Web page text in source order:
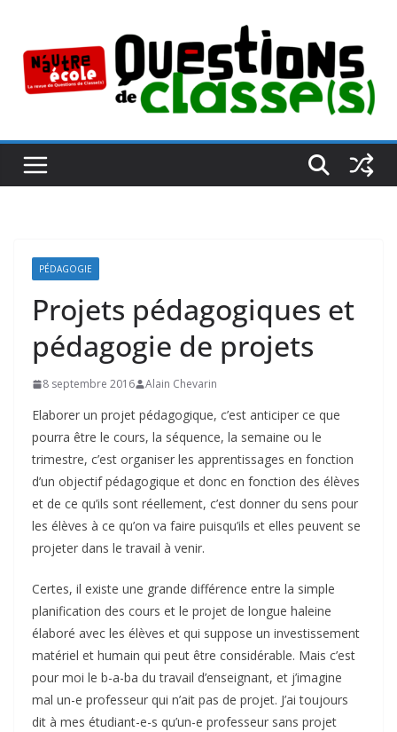
contenu
PÉDAGOGIE
Projets pédagogiques et
pédagogie de projets
8 septembre 2016 Alain Chevarin
Elaborer un projet pédagogique, c’est anticiper ce que
pourra être le cours, la séquence, la semaine ou le
trimestre, c’est organiser les apprentissages en fonction
d’un objectif pédagogique et donc en fonction des élèves
et de ce qu’ils sont réellement, c’est donner du sens pour
les élèves à ce qu’on va faire puisqu’ils et elles peuvent se
projeter dans le travail à venir.
Certes, il existe une grande différence entre la simple
planification des cours et le projet de longue haleine
élaboré avec les élèves et qui suppose un investissement
matériel et humain qui peut être considérable. Mais c’est
pour moi le b-a-ba du travail d’enseignant, et j’imagine
mal un-e professeur qui n’ait pas de projet. J’ai toujours
dit à mes étudiant-e-s qu’un-e professeur sans projet